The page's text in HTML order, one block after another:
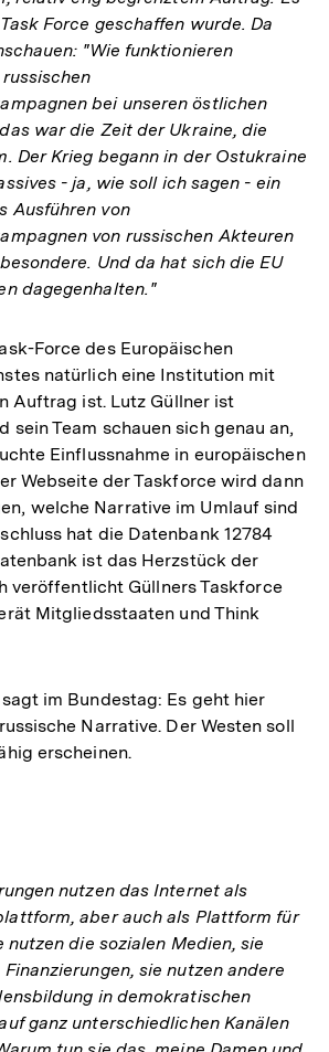
Force geschaffen wurde. Da
"Wie funktionieren
bei unseren östlichen
war die Zeit der Ukraine, die
Der Krieg begann in der Ostukraine
- ja, wie soll ich sagen - ein
Ausführen von
von russischen Akteuren
Und da hat sich die EU
dagegenhalten."
Force des Europäischen
natürlich eine Institution mit
Auftrag ist. Lutz Güllner ist
sein Team schauen sich genau an,
Einflussnahme in europäischen
Webseite der Taskforce wird dann
welche Narrative im Umlauf sind
hat die Datenbank 12784
ist das Herzstück der
veröffentlicht Güllners Taskforce
Mitgliedsstaaten und Think
im Bundestag: Es geht hier
Narrative. Der Westen soll
erscheinen.
nutzen das Internet als
aber auch als Plattform für
nutzen die sozialen Medien, sie
sie nutzen andere
in demokratischen
ganz unterschiedlichen Kanälen